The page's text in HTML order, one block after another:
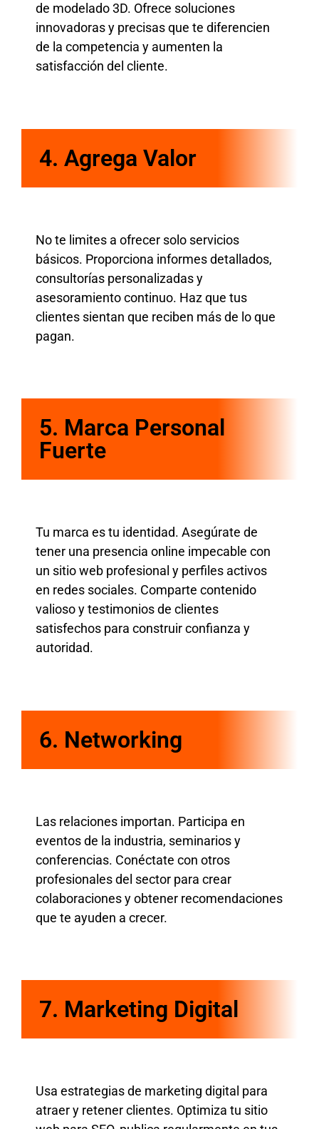
de modelado 3D. Ofrece soluciones
innovadoras y precisas que te diferencien
de la competencia y aumenten la
satisfacción del cliente.
4. Agrega Valor
No te limites a ofrecer solo servicios
básicos. Proporciona informes detallados,
consultorías personalizadas y
asesoramiento continuo. Haz que tus
clientes sientan que reciben más de lo que
pagan.
5. Marca Personal
Fuerte
Tu marca es tu identidad. Asegúrate de
tener una presencia online impecable con
un sitio web profesional y perfiles activos
en redes sociales. Comparte contenido
valioso y testimonios de clientes
satisfechos para construir confianza y
autoridad.
6. Networking
Las relaciones importan. Participa en
eventos de la industria, seminarios y
conferencias. Conéctate con otros
profesionales del sector para crear
colaboraciones y obtener recomendaciones
que te ayuden a crecer.
7. Marketing Digital
Usa estrategias de marketing digital para
atraer y retener clientes. Optimiza tu sitio